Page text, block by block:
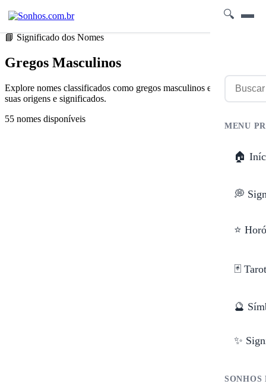
🔍
MENU
🏠
💭
⭐
🃏
🔮
✨
SONHOS
📘 Significado dos Nomes
Gregos Masculinos
Explore nomes classificados como gregos masculinos e descubra
suas origens e significados.
55 nomes disponíveis